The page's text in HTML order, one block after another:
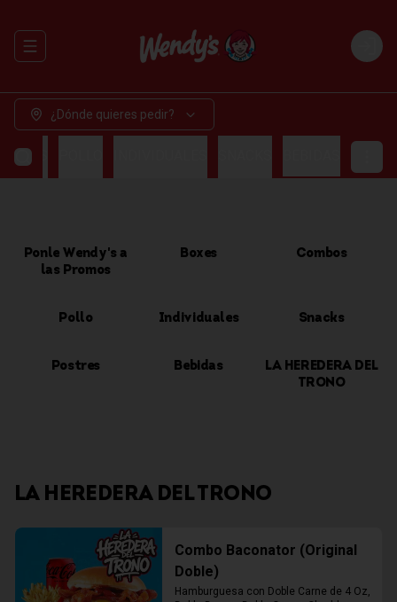
Abrir menu de navegación Login
¿Dónde quieres pedir?
Ponle Wendy's a
las Promos
Boxes Combos
Pollo Individuales Snacks
Postres Bebidas
LA HEREDERA DEL
TRONO
LA HEREDERA DEL TRONO
Combo Baconator (Original
Doble)
Hamburguesa con Doble Carne de 4 Oz,